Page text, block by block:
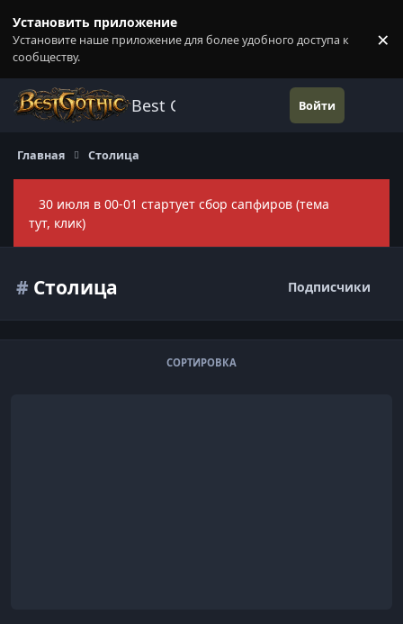
Установить приложение
Установите наше приложение для более удобного доступа к
сообществу.
×
Best Gothic Forums Войти
Главная Столица
30 июля в 00-01 стартует сбор сапфиров (тема
тут, клик)
# Столица Подписчики
СОРТИРОВКА